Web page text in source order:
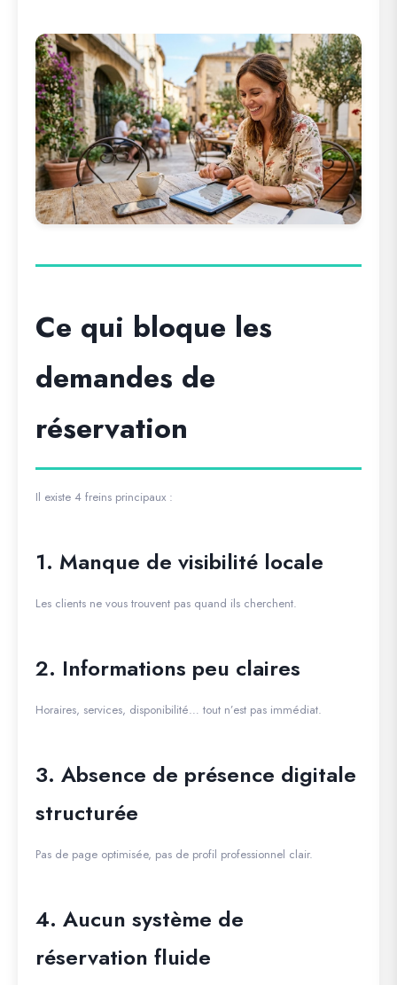
Ce qui bloque les
demandes de
réservation
Il existe 4 freins principaux :
1. Manque de visibilité locale
Les clients ne vous trouvent pas quand ils cherchent.
2. Informations peu claires
Horaires, services, disponibilité… tout n’est pas immédiat.
3. Absence de présence digitale
structurée
Pas de page optimisée, pas de profil professionnel clair.
4. Aucun système de
réservation fluide